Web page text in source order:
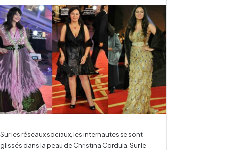
Sur les réseaux sociaux, les internautes se sont
glissés dans la peau de Christina Cordula. Sur le